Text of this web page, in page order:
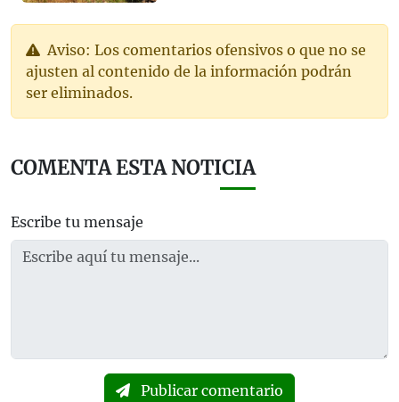
Aviso: Los comentarios ofensivos o que no se
ajusten al contenido de la información podrán
ser eliminados.
COMENTA ESTA NOTICIA
Escribe tu mensaje
Publicar comentario